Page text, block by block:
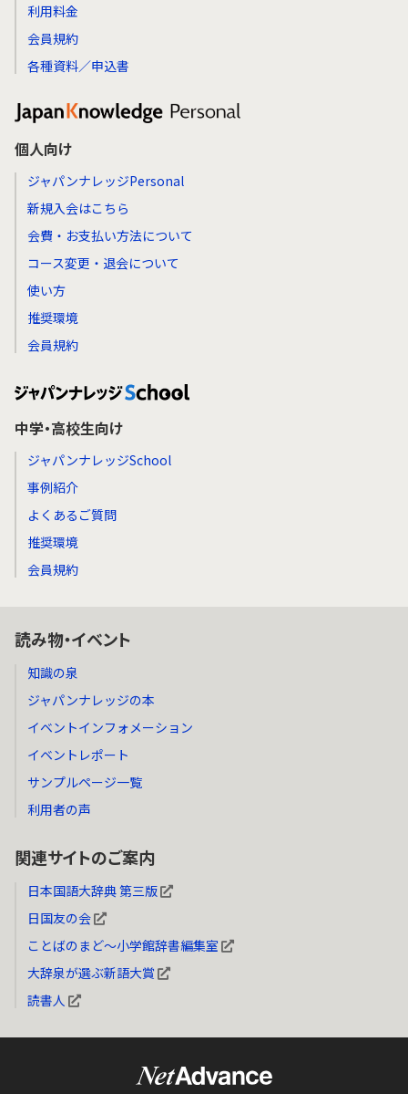
利用料金
会員規約
各種資料／申込書
個人向け
ジャパンナレッジPersonal
新規入会はこちら
会費・お支払い方法について
コース変更・退会について
使い方
推奨環境
会員規約
中学・高校生向け
ジャパンナレッジSchool
事例紹介
よくあるご質問
推奨環境
会員規約
読み物・イベント
知識の泉
ジャパンナレッジの本
イベントインフォメーション
イベントレポート
サンプルページ一覧
利用者の声
関連サイトのご案内
日本国語大辞典 第三版
日国友の会
ことばのまど～小学館辞書編集室
大辞泉が選ぶ新語大賞
読書人